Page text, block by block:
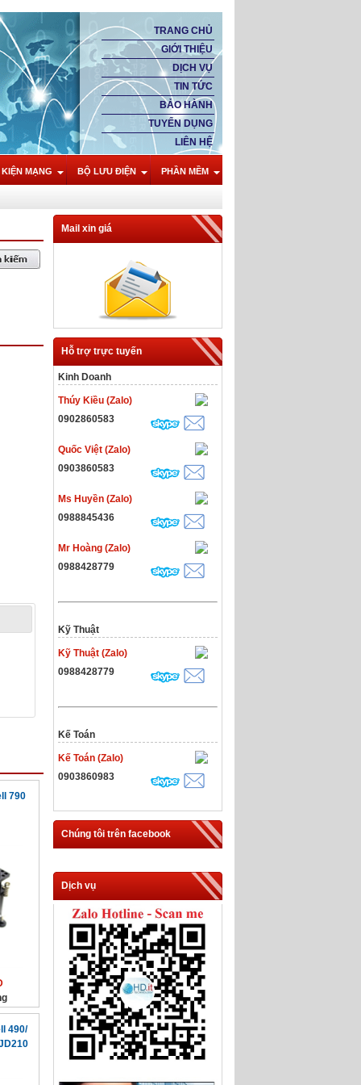
TRANG CHỦ
GIỚI THIỆU
DỊCH VỤ
TIN TỨC
BẢO HÀNH
TUYỂN DỤNG
LIÊN HỆ
MẠNG BỘ LƯU ĐIỆN PHẦN MỀM
790
490/
Mail xin giá
Hỗ trợ trực tuyến
Kinh Doanh
Thúy Kiều (Zalo)
0902860583
Quốc Việt (Zalo)
0903860583
Ms Huyền (Zalo)
0988845436
Mr Hoàng (Zalo)
0988428779
Kỹ Thuật
Kỹ Thuật (Zalo)
0988428779
Kế Toán
Kế Toán (Zalo)
0903860983
Chúng tôi trên facebook
Dịch vụ